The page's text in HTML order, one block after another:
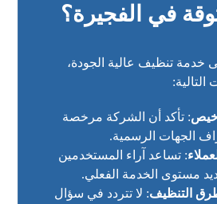
في الفجيرة؟
تنظيف عالية الجودة،
التالية:
: تأكد أن الشركة مرخصة
الجهات الرسمية.
: تساعد آراء المستخدمين
مستوى الخدمة الفعلي.
التنظيف: لا تتردد في سؤال